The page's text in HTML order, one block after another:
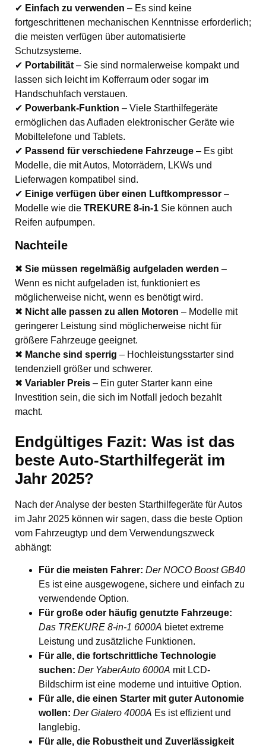
✔ Einfach zu verwenden – Es sind keine
fortgeschrittenen mechanischen Kenntnisse erforderlich;
die meisten verfügen über automatisierte
Schutzsysteme.
✔ Portabilität – Sie sind normalerweise kompakt und
lassen sich leicht im Kofferraum oder sogar im
Handschuhfach verstauen.
✔ Powerbank-Funktion – Viele Starthilfegeräte
ermöglichen das Aufladen elektronischer Geräte wie
Mobiltelefone und Tablets.
✔ Passend für verschiedene Fahrzeuge – Es gibt
Modelle, die mit Autos, Motorrädern, LKWs und
Lieferwagen kompatibel sind.
✔ Einige verfügen über einen Luftkompressor –
Modelle wie die TREKURE 8-in-1 Sie können auch
Reifen aufpumpen.
Nachteile
✖ Sie müssen regelmäßig aufgeladen werden –
Wenn es nicht aufgeladen ist, funktioniert es
möglicherweise nicht, wenn es benötigt wird.
✖ Nicht alle passen zu allen Motoren – Modelle mit
geringerer Leistung sind möglicherweise nicht für
größere Fahrzeuge geeignet.
✖ Manche sind sperrig – Hochleistungsstarter sind
tendenziell größer und schwerer.
✖ Variabler Preis – Ein guter Starter kann eine
Investition sein, die sich im Notfall jedoch bezahlt
macht.
Endgültiges Fazit: Was ist das
beste Auto-Starthilfegerät im
Jahr 2025?
Nach der Analyse der besten Starthilfegeräte für Autos
im Jahr 2025 können wir sagen, dass die beste Option
vom Fahrzeugtyp und dem Verwendungszweck
abhängt:
Für die meisten Fahrer: Der NOCO Boost GB40
Es ist eine ausgewogene, sichere und einfach zu
verwendende Option.
Für große oder häufig genutzte Fahrzeuge:
Das TREKURE 8-in-1 6000A bietet extreme
Leistung und zusätzliche Funktionen.
Für alle, die fortschrittliche Technologie
suchen: Der YaberAuto 6000A mit LCD-
Bildschirm ist eine moderne und intuitive Option.
Für alle, die einen Starter mit guter Autonomie
wollen: Der Giatero 4000A Es ist effizient und
langlebig.
Für alle, die Robustheit und Zuverlässigkeit